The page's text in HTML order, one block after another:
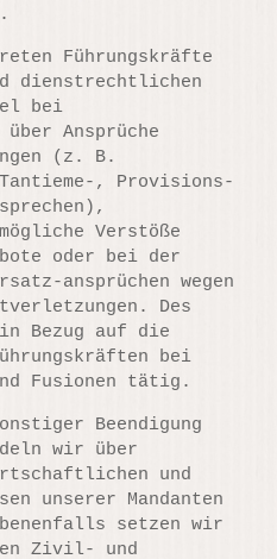
Führungskräfte
dienstrechtlichen
bei
über Ansprüche
(z. B.
, Provisions-
Verstöße
oder bei der
ansprüchen wegen
Des
Bezug auf die
bei
Fusionen tätig.
Beendigung
wir über
und
unserer Mandanten
setzen wir
Zivil- und